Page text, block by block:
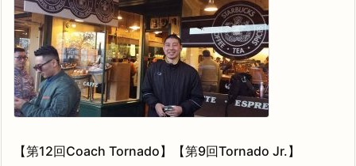
【第12回Coach Tornado】【第9回Tornado Jr.】